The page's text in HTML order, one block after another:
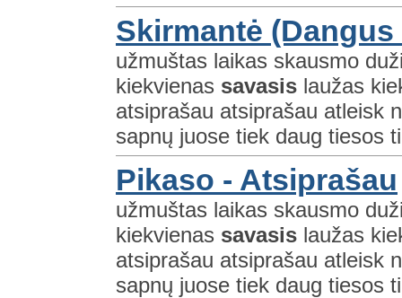
Skirmantė
užmuštas laikas skausmo
kiekvienas savasis laužas
atsiprašau atsiprašau atleisk
sapnų juose tiek daug tiesos
Pikaso - Atsiprašau
užmuštas laikas skausmo
kiekvienas savasis laužas
atsiprašau atsiprašau atleisk
sapnų juose tiek daug tiesos